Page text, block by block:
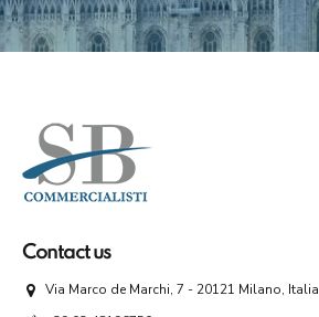
Contact us
Via Marco de Marchi, 7 - 20121 Milano, Italia